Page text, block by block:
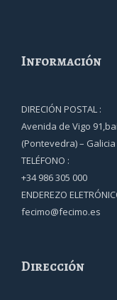
Información
DIRECIÓN POSTAL :
Avenida de Vigo
(Pontevedra) –
TELÉFONO :
+34 986 305 000
ENDEREZO
fecimo@fecimo.es
Dirección